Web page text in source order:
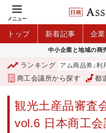
メニュー
トップ 新着記事 企
中小企業と地域の商
ランキング
「青森市プレミアム商品券」利用
商工会議所から探す 都
観光土産品審査
vol.6 日本商工会